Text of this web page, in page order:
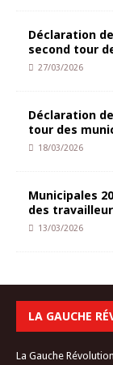
Déclaration
second tour
27/03/2026
Déclaration
tour des
18/03/2026
Municipales
des
13/03/2026
LA GAUCHE
La Gauche